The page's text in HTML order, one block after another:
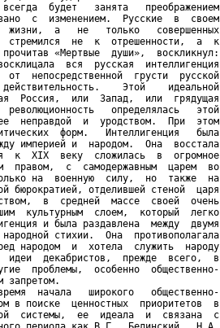
будет   занята   преображением
с  изменением.  Русские  в  своем
жизни,  а   не   только   совершенных
стремился  не  к  отрешенности,  а  к
«Мертвые  души»,  воскликнул:
вся  русская  интеллигенция
непосредственной  грусти  русской
Этой    идеальной
Россия,  или  Запад,  или  грядущая
определялась   этой
ее  неправдой  и  уродством.  При  этом
форм.   Интеллигенция   была
империей и  народом.  Она  восстала
к  XIX  веку  сложилась  в  огромное
правом,  с  самодержавным  царем  во
на  военную  силу,  но  также  на
бюрократией, отделившей стеной  царя
в  средней  массе  своей  очень
культурным  слоем,  который  легко
и была раздавлена  между  двумя
стихии.  Она  противополагала
народом  и  хотела  служить  народу
декабристов,  прежде  всего,  в
проблемы,  особенно  общественно-
запретом.
начала   широкого   общественно-
в поиске  ценностных  приоритетов  в
системы,  ее  идеала  и  связана  с